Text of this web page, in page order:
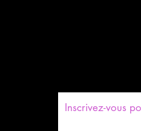
​Inscrivez-vous